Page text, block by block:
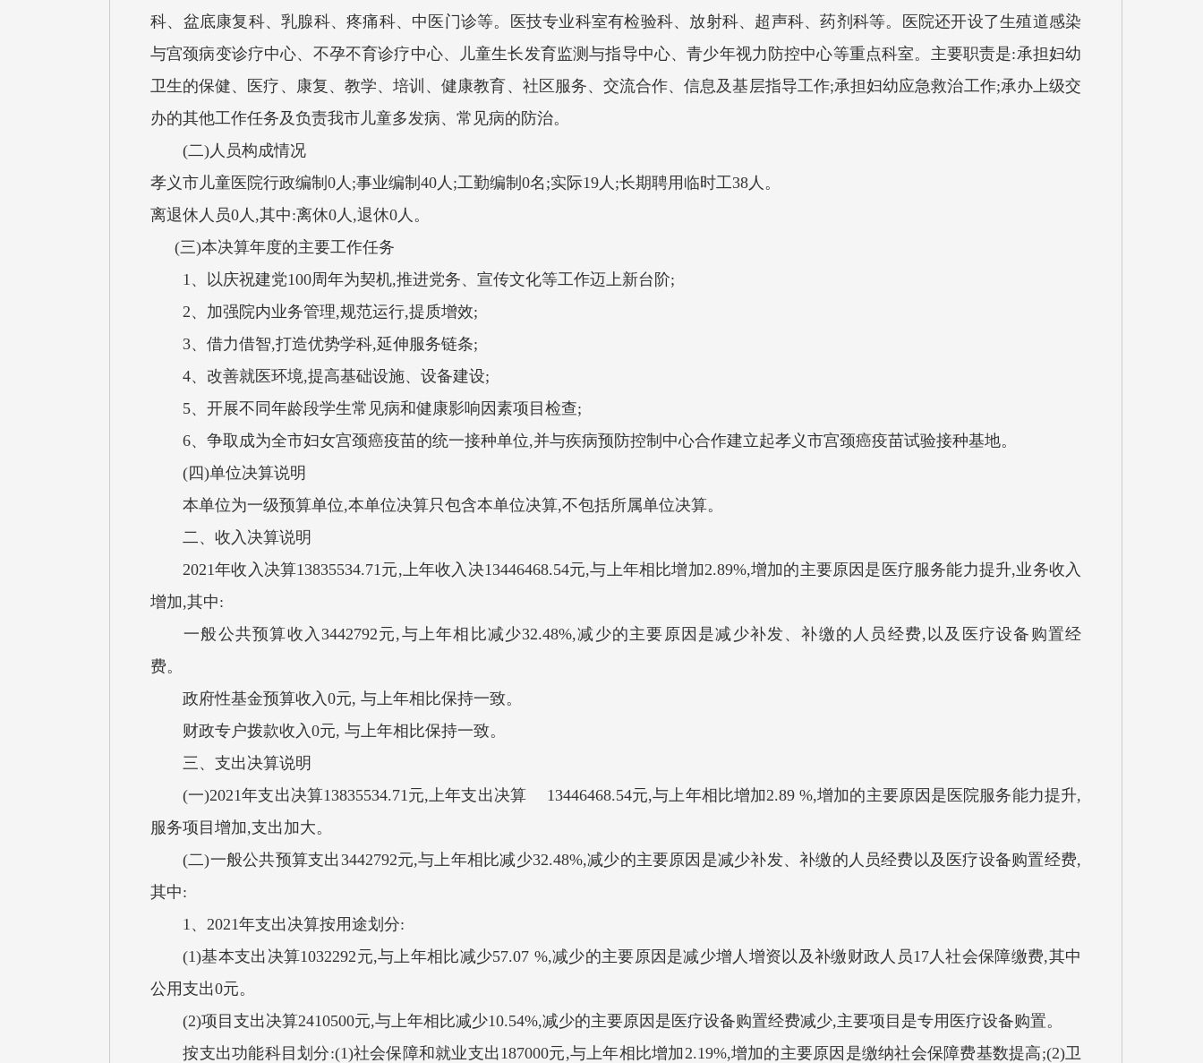
科、盆底康复科、乳腺科、疼痛科、中医门诊等。医技专业科室有检验科、放射科、超声科、药剂科等。医院还开设了生殖道感染
与宫颈病变诊疗中心、不孕不育诊疗中心、儿童生长发育监测与指导中心、青少年视力防控中心等重点科室。主要职责是:承担妇幼
卫生的保健、医疗、康复、教学、培训、健康教育、社区服务、交流合作、信息及基层指导工作;承担妇幼应急救治工作;承办上级交
办的其他工作任务及负责我市儿童多发病、常见病的防治。
(二)人员构成情况
孝义市儿童医院行政编制0人;事业编制40人;工勤编制0名;实际19人;长期聘用临时工38人。
离退休人员0人,其中:离休0人,退休0人。
(三)本决算年度的主要工作任务
1、以庆祝建党100周年为契机,推进党务、宣传文化等工作迈上新台阶;
2、加强院内业务管理,规范运行,提质增效;
3、借力借智,打造优势学科,延伸服务链条;
4、改善就医环境,提高基础设施、设备建设;
5、开展不同年龄段学生常见病和健康影响因素项目检查;
6、争取成为全市妇女宫颈癌疫苗的统一接种单位,并与疾病预防控制中心合作建立起孝义市宫颈癌疫苗试验接种基地。
(四)单位决算说明
本单位为一级预算单位,本单位决算只包含本单位决算,不包括所属单位决算。
二、收入决算说明
2021年收入决算13835534.71元,上年收入决13446468.54元,与上年相比增加2.89%,增加的主要原因是医疗服务能力提升,业务收入
增加,其中:
一般公共预算收入3442792元,与上年相比减少32.48%,减少的主要原因是减少补发、补缴的人员经费,以及医疗设备购置经
费。
政府性基金预算收入0元, 与上年相比保持一致。
财政专户拨款收入0元, 与上年相比保持一致。
三、支出决算说明
(一)2021年支出决算13835534.71元,上年支出决算 13446468.54元,与上年相比增加2.89 %,增加的主要原因是医院服务能力提升,
服务项目增加,支出加大。
(二)一般公共预算支出3442792元,与上年相比减少32.48%,减少的主要原因是减少补发、补缴的人员经费以及医疗设备购置经费,
其中:
1、2021年支出决算按用途划分:
(1)基本支出决算1032292元,与上年相比减少57.07 %,减少的主要原因是减少增人增资以及补缴财政人员17人社会保障缴费,其中
公用支出0元。
(2)项目支出决算2410500元,与上年相比减少10.54%,减少的主要原因是医疗设备购置经费减少,主要项目是专用医疗设备购置。
按支出功能科目划分:(1)社会保障和就业支出187000元,与上年相比增加2.19%,增加的主要原因是缴纳社会保障费基数提高;(2)卫